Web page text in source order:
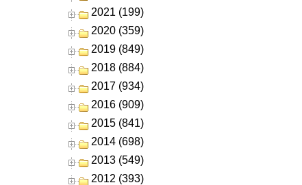
2021 (199)
2020 (359)
2019 (849)
2018 (884)
2017 (934)
2016 (909)
2015 (841)
2014 (698)
2013 (549)
2012 (393)